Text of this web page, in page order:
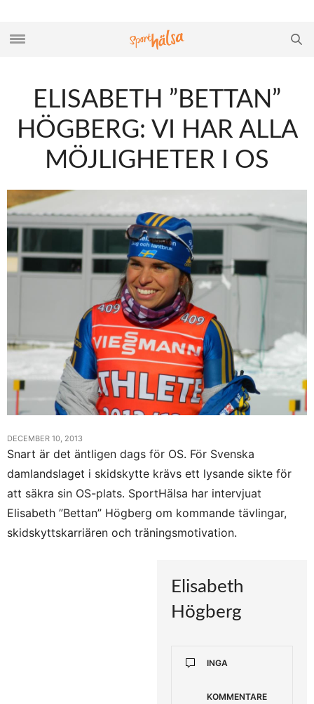
ELISABETH ”BETTAN”
HÖGBERG: VI HAR ALLA
MÖJLIGHETER I OS
DECEMBER 10, 2013
Snart är det äntligen dags för OS. För Svenska
damlandslaget i skidskytte krävs ett lysande sikte för
att säkra sin OS-plats. SportHälsa har intervjuat
Elisabeth ”Bettan” Högberg om kommande tävlingar,
skidskyttskarriären och träningsmotivation.
Elisabeth
Högberg
INGA
KOMMENTARE